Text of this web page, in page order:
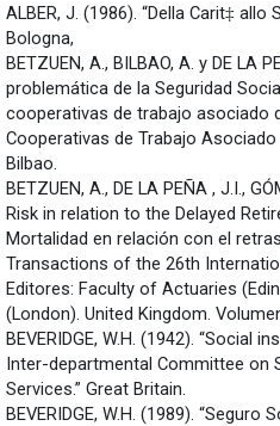
ALBER, J. (1986). “Della Carit‡ allo
Bologna,
BETZUEN, A., BILBAO, A. y DE LA
problemática de la Seguridad
cooperativas de trabajo asociado
Cooperativas de Trabajo
Bilbao.
BETZUEN, A., DE LA PEÑA , J.I.,
Risk in relation to the Delayed
Mortalidad en relación con el
Transactions of the 26th
Editores: Faculty of Actuaries
(London). United Kingdom.
BEVERIDGE, W.H. (1942). “Social
Inter-departmental Committee on
Services.” Great Britain.
BEVERIDGE, W.H. (1989). “Seguro